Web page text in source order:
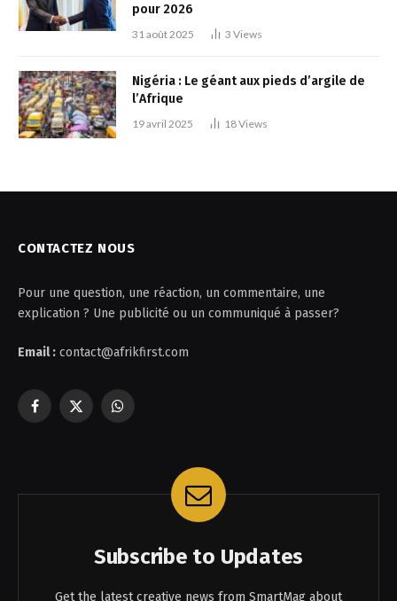
pour 2026
31 août 2025 3 Views
Nigéria : Le géant aux pieds d’argile de
l’Afrique
19 avril 2025 18Views
CONTACTEZ NOUS
Pour une question, une réaction, un commentaire, une
explication ? Une publicité ou un communiqué à passer?
Email : contact@afrikfirst.com
Facebook
X
WhatsApp
Subscribe to Updates
Get the latest creative news from SmartMag about